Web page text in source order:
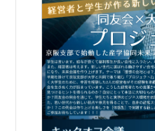
06-6944-
FAX: 06-6941-8352
大阪市中央区農人